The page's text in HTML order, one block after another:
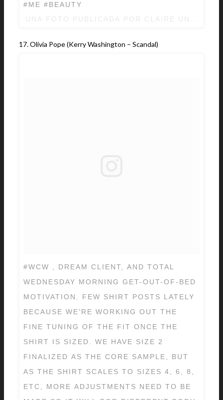
#ME #BEAUTY
17. Olivia Pope (Kerry Washington – Scandal)
#WCW , DREAM CLIENT, AND TOTAL
WEDNESDAY MORNING GET-OUT-OF-BED
MOTIVATION. FEW SHIRT POSTS LATELY
BECAUSE WE'RE WORKING OUT THE
FINE TUNING OF THE FIT ONCE THE
SHIRT IS SIZED. WE HAVE SIZE 2
FINALIZED AS THE CORE SAMPLE, BUT
AS THE SHIRT SCALES TO SIZES 4, 6, 8,
ETC, MORE ADJUSTMENTS NEED TO BE